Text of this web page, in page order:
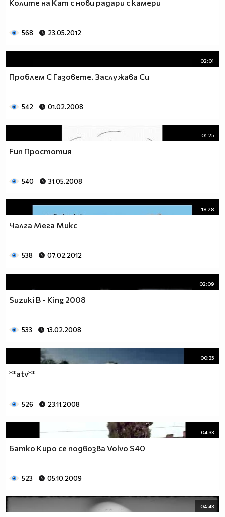
Колите на Кат с нови радари с камери
568 23.05.2012
02:01
Проблем С Газовете. Заслужава Си
542 01.02.2008
01:25
Fun Простотия
540 31.05.2008
18:28
Чалга Мега Микс
538 07.02.2012
02:09
Suzuki B - King 2008
533 13.02.2008
00:35
**atv**
526 23.11.2008
04:33
Батко Киро се подвозва Volvo S40
523 05.10.2009
04:43